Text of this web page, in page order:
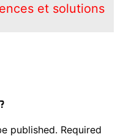
et solutions
published. Required